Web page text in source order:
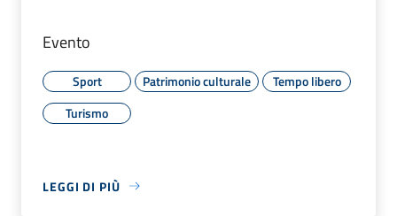
Evento
Sport Patrimonio culturale
Tempo libero
Turismo
LEGGI DI PIÙ